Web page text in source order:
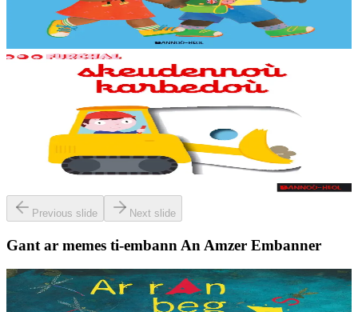
taolenn vras da sellet outo.
13,90 €
1 vloaz hag ouzhpenn
Skeudennoù bev azasaet ouzh ar re vihanañ war bep bajenn zoubl,
adalek ar golo. Ur c'hoari bihan evit kemer plijadur gant ar gerioù e
dibenn al levr.
Previous slide Next slide
Gant ar memes ti-embann An Amzer Embanner
2 vloaz hag ouzhpenn
An Amzer Embanner